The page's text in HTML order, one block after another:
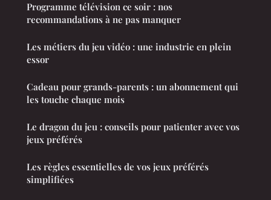
Programme télévision ce soir : nos
recommandations à ne pas manquer
Les métiers du jeu vidéo : une industrie en plein
essor
Cadeau pour grands-parents : un abonnement qui
les touche chaque mois
Le dragon du jeu : conseils pour patienter avec vos
jeux préférés
Les règles essentielles de vos jeux préférés
simplifiées